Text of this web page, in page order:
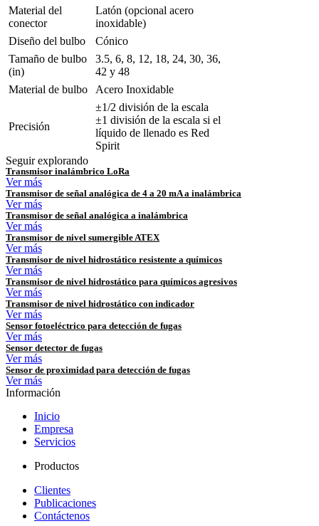
Material del
conector
Latón (opcional acero
inoxidable)
Diseño del bulbo
Cónico
Tamaño de bulbo
(in)
3.5, 6, 8, 12, 18, 24, 30, 36,
42 y 48
Material de bulbo
Acero Inoxidable
Precisión
±1/2 división de la escala
±1 división de la escala si el
líquido de llenado es Red
Spirit
Seguir explorando
Transmisor inalámbrico LoRa
Ver más
Transmisor de señal analógica de 4 a 20 mA a inalámbrica
Ver más
Transmisor de señal analógica a inalámbrica
Ver más
Transmisor de nivel sumergible ATEX
Ver más
Transmisor de nivel hidrostático resistente a químicos
Ver más
Transmisor de nivel hidrostático para químicos agresivos
Ver más
Transmisor de nivel hidrostático con indicador
Ver más
Sensor fotoeléctrico para detección de fugas
Ver más
Sensor detector de fugas
Ver más
Sensor de proximidad para detección de fugas
Ver más
Información
Inicio
Empresa
Servicios
Productos
Clientes
Publicaciones
Contáctenos